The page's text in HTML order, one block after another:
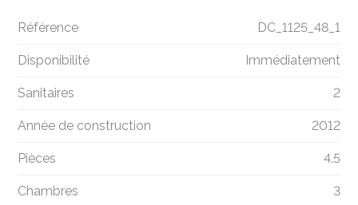
Référence DC_1125_48_1
Disponibilité Immédiatement
Sanitaires 2
Année de construction 2012
Pièces 4.5
Chambres 3